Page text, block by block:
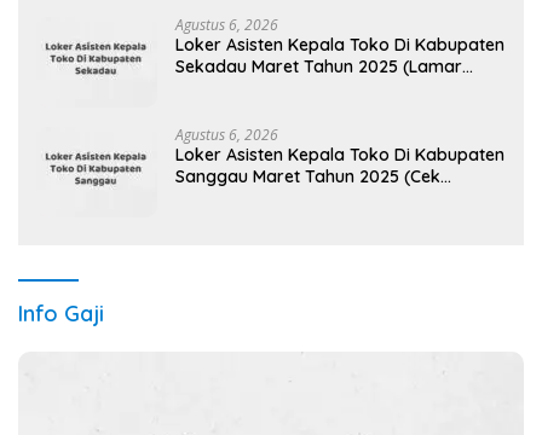
Agustus 6, 2026
Loker Asisten Kepala Toko Di Kabupaten
Sekadau Maret Tahun 2025 (Lamar
Agustus 6, 2026
Loker Asisten Kepala Toko Di Kabupaten
Sanggau Maret Tahun 2025 (Cek
Info Gaji